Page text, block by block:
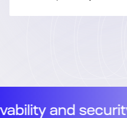
//